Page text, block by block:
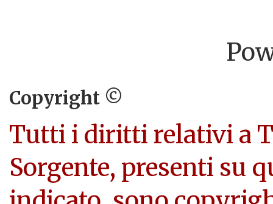
Copyright ©
Tutti i diritti relativi a
Sorgente, presenti su